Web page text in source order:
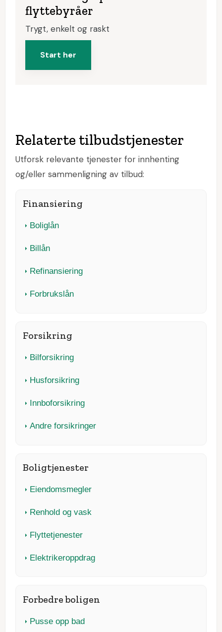
flyttebyråer
Trygt, enkelt og raskt
Start her
Relaterte tilbudstjenester
Utforsk relevante tjenester for innhenting
og/eller sammenligning av tilbud:
Finansiering
Boliglån
Billån
Refinansiering
Forbrukslån
Forsikring
Bilforsikring
Husforsikring
Innboforsikring
Andre forsikringer
Boligtjenester
Eiendomsmegler
Renhold og vask
Flyttetjenester
Elektrikeroppdrag
Forbedre boligen
Pusse opp bad